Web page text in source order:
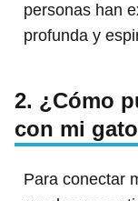
personas han
profunda y
2. ¿Cómo
con mi
Para conectar